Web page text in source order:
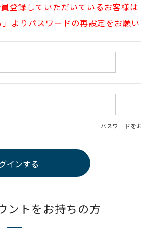
登録していただいているお客様は
よりパスワードの再設定をお願い
パスワードを
ントをお持ちの方